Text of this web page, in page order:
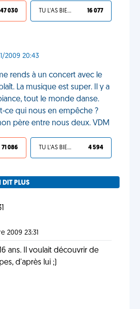
47 030 TU L'AS BIEN MÉRITÉ 16 077
2009 20:43
rends à un concert avec le
La musique est super. Il y a
tout le monde danse.
ce qui nous en empêche ?
père entre nous deux. VDM
71 086 TU L'AS BIEN MÉRITÉ 4 594
PLUS
2009 23:31
ans. Il voulait découvrir de
d'après lui ;)